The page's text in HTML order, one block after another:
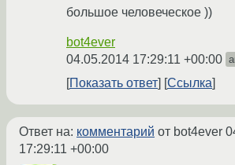
большое человеческое ))
bot4ever
04.05.2014 17:29:11 +00:00
Показать ответ Ссылка
Ответ на: комментарий от bot4ever
17:29:11 +00:00